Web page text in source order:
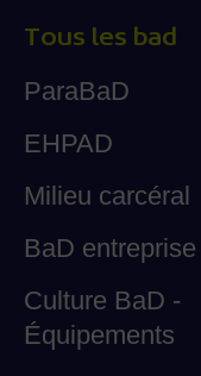
Tous les bad
ParaBaD
EHPAD
Milieu carcéral
BaD entreprise
Culture BaD -
Équipements